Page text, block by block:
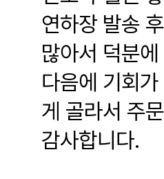
연하장 발송
많아서 덕분
다음에 기회
게 골라서 주
감사합니다.